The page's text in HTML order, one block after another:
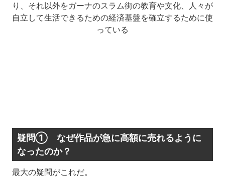
り、それ以外をガーナのスラム街の教育や文化、人々が
自立して生活できるための経済基盤を確立するために使
っている
疑問① なぜ作品が急に高額に売れるように
なったのか？
最大の疑問がこれだ。